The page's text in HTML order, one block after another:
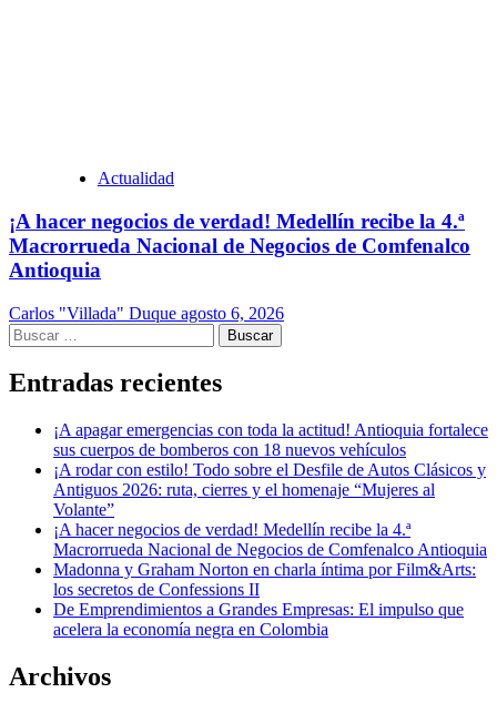
Actualidad
¡A hacer negocios de verdad! Medellín recibe la 4.ª
Macrorrueda Nacional de Negocios de Comfenalco
Antioquia
Carlos "Villada" Duque agosto 6, 2026
Buscar:
Entradas recientes
¡A apagar emergencias con toda la actitud! Antioquia fortalece
sus cuerpos de bomberos con 18 nuevos vehículos
¡A rodar con estilo! Todo sobre el Desfile de Autos Clásicos y
Antiguos 2026: ruta, cierres y el homenaje “Mujeres al
Volante”
¡A hacer negocios de verdad! Medellín recibe la 4.ª
Macrorrueda Nacional de Negocios de Comfenalco Antioquia
Madonna y Graham Norton en charla íntima por Film&Arts:
los secretos de Confessions II
De Emprendimientos a Grandes Empresas: El impulso que
acelera la economía negra en Colombia
Archivos